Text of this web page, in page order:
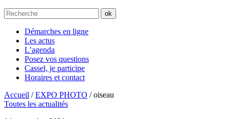
Démarches en ligne
Les actus
L’agenda
Posez vos questions
Cassel, je participe
Horaires et contact
Accueil /EXPO PHOTO /oiseau
Toutes les actualités